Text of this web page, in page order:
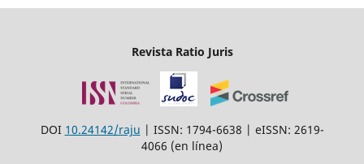
Revista Ratio Juris
DOI 10.24142/raju | ISSN: 1794-6638 | eISSN: 2619-
4066 (en línea)